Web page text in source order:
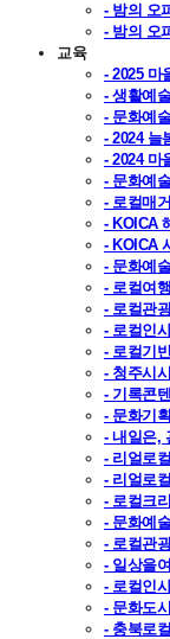
- 밤의 오
- 밤의 오
교육
- 2025 마
- 생활예
- 문화예
- 2024 늘
- 2024 마
- 문화예
- 로컬매
- KOICA
- KOICA
- 문화예
- 로컬여
- 로컬관
- 로컬인
- 로컬기
- 청주시
- 기록콘
- 문화기
- 내일은,
- 리얼로
- 리얼로
- 로컬크
- 문화예
- 로컬관
- 일상을
- 로컬인
- 문화도
- 충북로